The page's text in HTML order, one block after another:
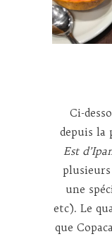
Ci-
depuis la
Est
plusieurs
une
etc). Le
que